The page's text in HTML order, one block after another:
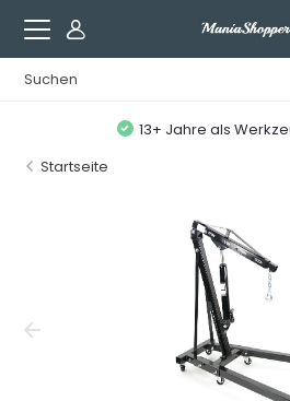
13+ Jahre als
Startseite